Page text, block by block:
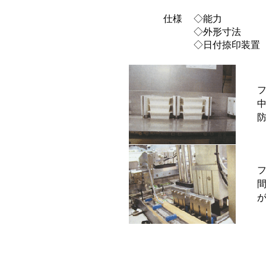
仕様 ◇能力
◇外形寸法
◇日付捺印装置